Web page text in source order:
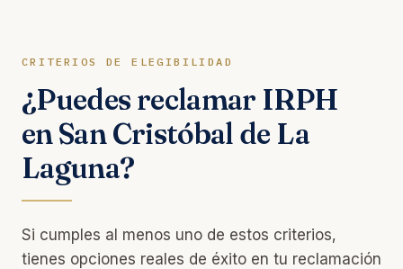
CRITERIOS DE ELEGIBILIDAD
¿Puedes reclamar IRPH
en San Cristóbal de La
Laguna?
Si cumples al menos uno de estos criterios,
tienes opciones reales de éxito en tu reclamación